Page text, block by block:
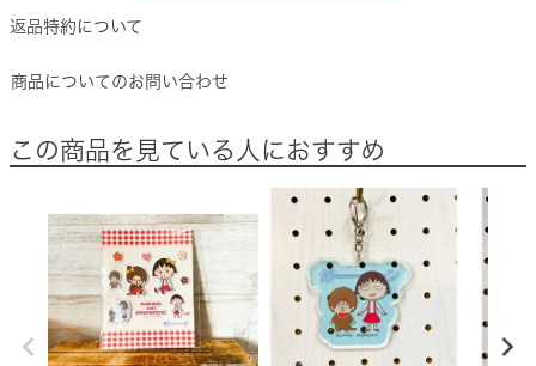
返品特約について
商品についてのお問い合わせ
この商品を見ている人におすすめ